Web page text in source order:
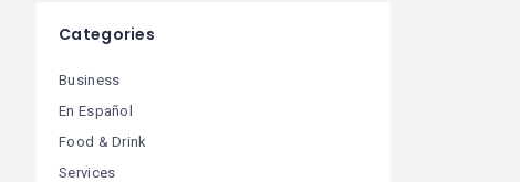
Categories
Business
En Español
Food & Drink
Services